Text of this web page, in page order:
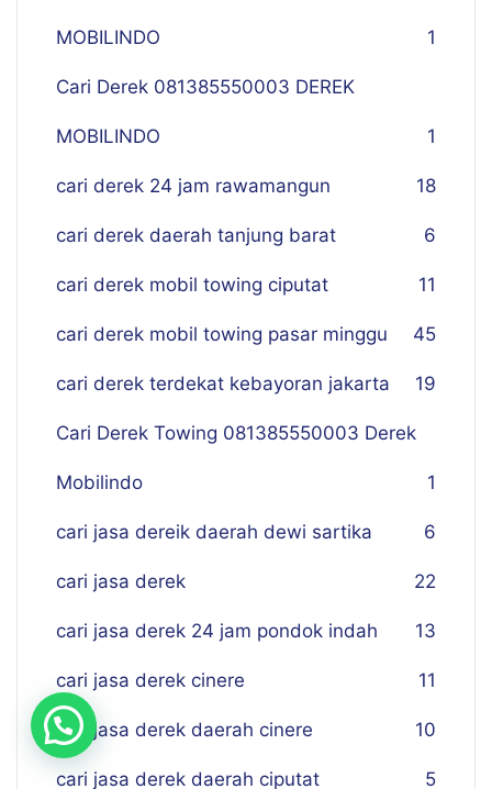
MOBILINDO 1
Cari Derek 081385550003 DEREK
MOBILINDO 1
cari derek 24 jam rawamangun 18
cari derek daerah tanjung barat 6
cari derek mobil towing ciputat 11
cari derek mobil towing pasar minggu 45
cari derek terdekat kebayoran jakarta 19
Cari Derek Towing 081385550003 Derek
Mobilindo 1
cari jasa dereik daerah dewi sartika 6
cari jasa derek 22
cari jasa derek 24 jam pondok indah 13
cari jasa derek cinere 11
cari jasa derek daerah cinere 10
cari jasa derek daerah ciputat 5